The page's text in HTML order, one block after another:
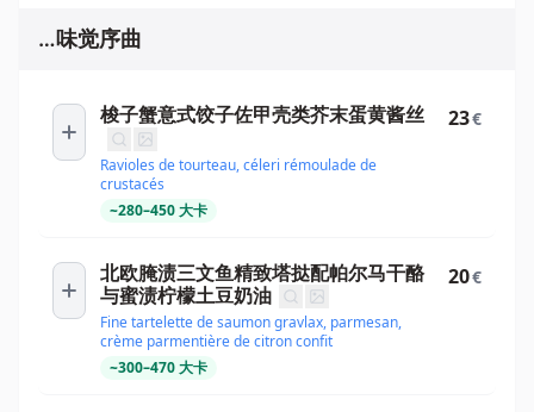
…味觉序曲
梭子蟹意式饺子佐甲壳类芥末蛋黄酱丝
Ravioles de tourteau, céleri rémoulade de
crustacés
~280–450大卡
23€
北欧腌渍三文鱼精致塔挞配帕尔马干酪
与蜜渍柠檬土豆奶油
Fine tartelette de saumon gravlax, parmesan,
crème parmentière de citron confit
~300–470大卡
20€